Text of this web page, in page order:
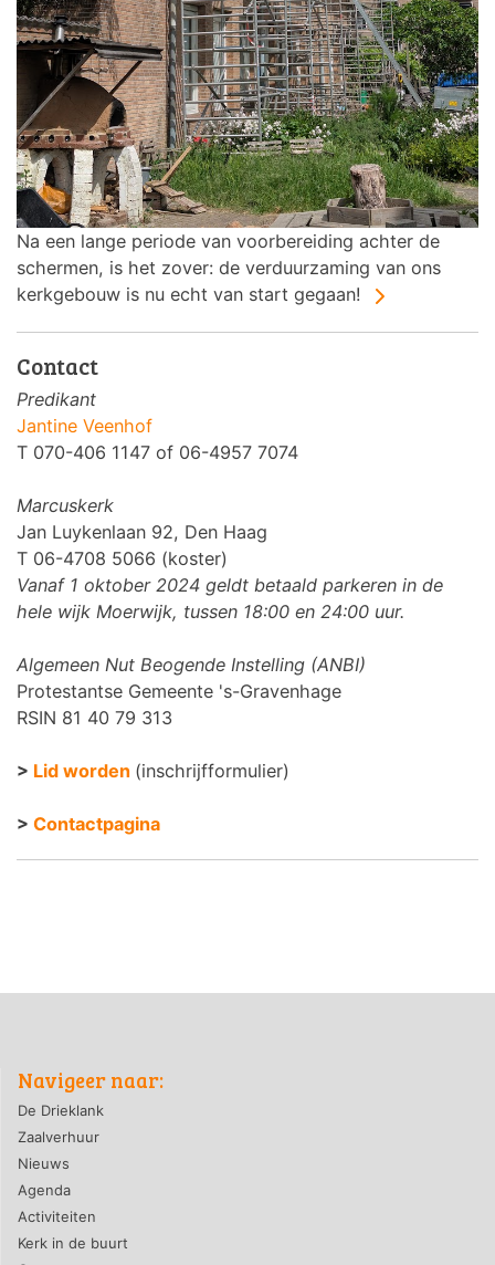
Na een lange periode van voorbereiding achter de
schermen, is het zover: de verduurzaming van ons
kerkgebouw is nu echt van start gegaan!
Contact
Predikant
Jantine Veenhof
T 070-406 1147 of 06-4957 7074
Marcuskerk
Jan Luykenlaan 92, Den Haag
T 06-4708 5066 (koster)
Vanaf 1 oktober 2024 geldt betaald parkeren in de
hele wijk Moerwijk, tussen 18:00 en 24:00 uur.
Algemeen Nut Beogende Instelling (ANBI)
Protestantse Gemeente 's-Gravenhage
RSIN 81 40 79 313
> Lid worden (inschrijfformulier)
> Contactpagina
Navigeer naar:
De Drieklank
Zaalverhuur
Nieuws
Agenda
Activiteiten
Kerk in de buurt